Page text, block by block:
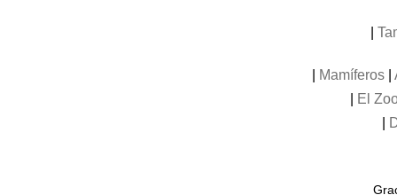
Mamíferos|
El